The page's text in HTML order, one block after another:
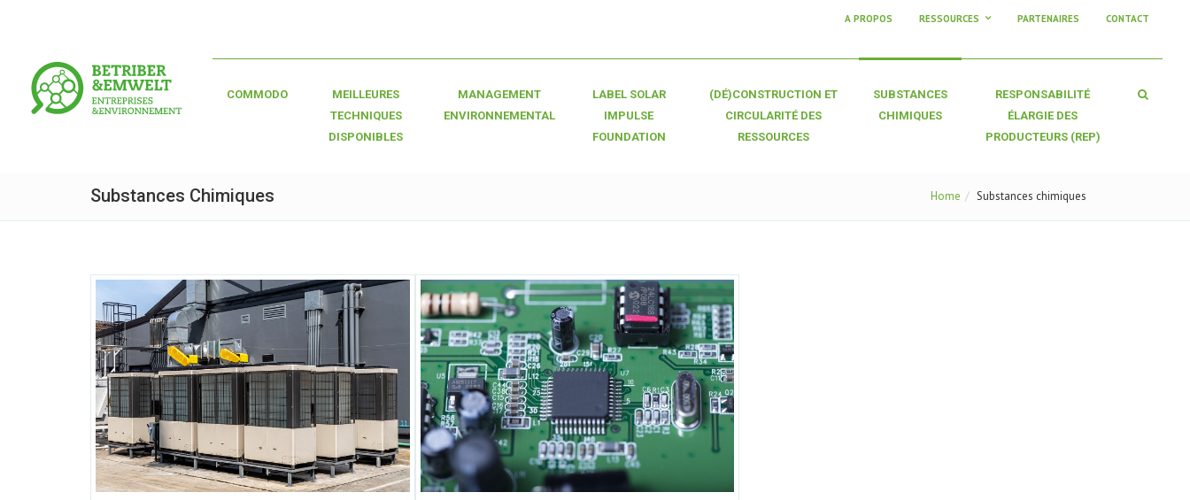
A PROPOS RESSOURCES PARTENAIRES CONTACT
COMMODO
MEILLEURES
TECHNIQUES
DISPONIBLES
MANAGEMENT
ENVIRONNEMENTAL
LABEL SOLAR
IMPULSE
FOUNDATION
(DÉ)CONSTRUCTION ET
CIRCULARITÉ DES
RESSOURCES
SUBSTANCES
CHIMIQUES
RESPONSABILITÉ
ÉLARGIE DES
PRODUCTEURS (REP)
Substances Chimiques Home Substances chimiques